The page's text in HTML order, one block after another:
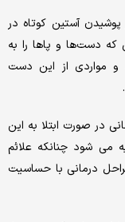
آستین کوتاه در
که دست‌ها و پاها را به
و مواردی از این دست
در صورت ابتلا به این
می شود چنانکه علائم
درمانی با حساسیت